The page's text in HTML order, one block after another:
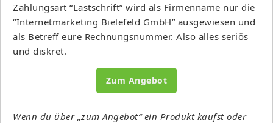
Zahlungsart “Lastschrift” wird als Firmenname nur die
“Internetmarketing Bielefeld GmbH” ausgewiesen und
als Betreff eure Rechnungsnummer. Also alles seriös
und diskret.
Zum Angebot
Wenn du über „zum Angebot“ ein Produkt kaufst oder